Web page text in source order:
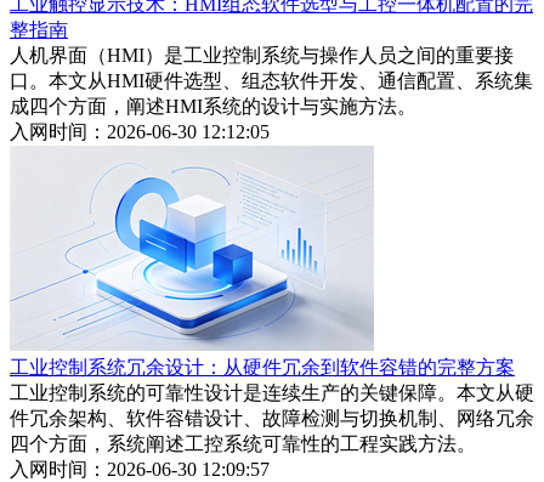
工业触控显示技术：HMI组态软件选型与工控一体机配置的完
整指南
人机界面（HMI）是工业控制系统与操作人员之间的重要接
口。本文从HMI硬件选型、组态软件开发、通信配置、系统集
成四个方面，阐述HMI系统的设计与实施方法。
入网时间：2026-06-30 12:12:05
工业控制系统冗余设计：从硬件冗余到软件容错的完整方案
工业控制系统的可靠性设计是连续生产的关键保障。本文从硬
件冗余架构、软件容错设计、故障检测与切换机制、网络冗余
四个方面，系统阐述工控系统可靠性的工程实践方法。
入网时间：2026-06-30 12:09:57